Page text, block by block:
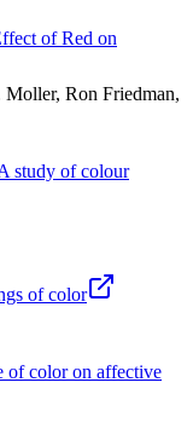
of Red on
Ron Friedman,
study of colour
of color
of color on affective